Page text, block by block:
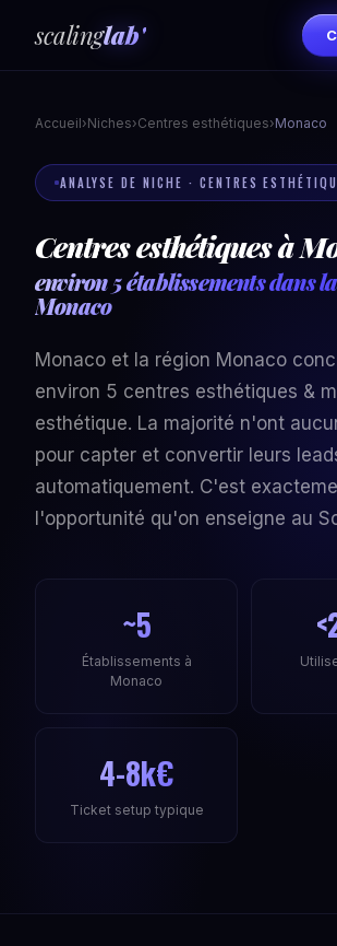
scalinglab'
Accueil›Niches›Centres esthétiques›Monaco
ANALYSE DE NICHE · CENTRES
Centres esthétiques à
environ 5 établissements dans
Monaco
Monaco et la région Monaco
environ 5 centres esthétiques &
esthétique. La majorité n'ont
pour capter et convertir leurs
automatiquement. C'est
l'opportunité qu'on enseigne au
~5
Établissements à
Monaco
4-8k€
Ticket setup typique